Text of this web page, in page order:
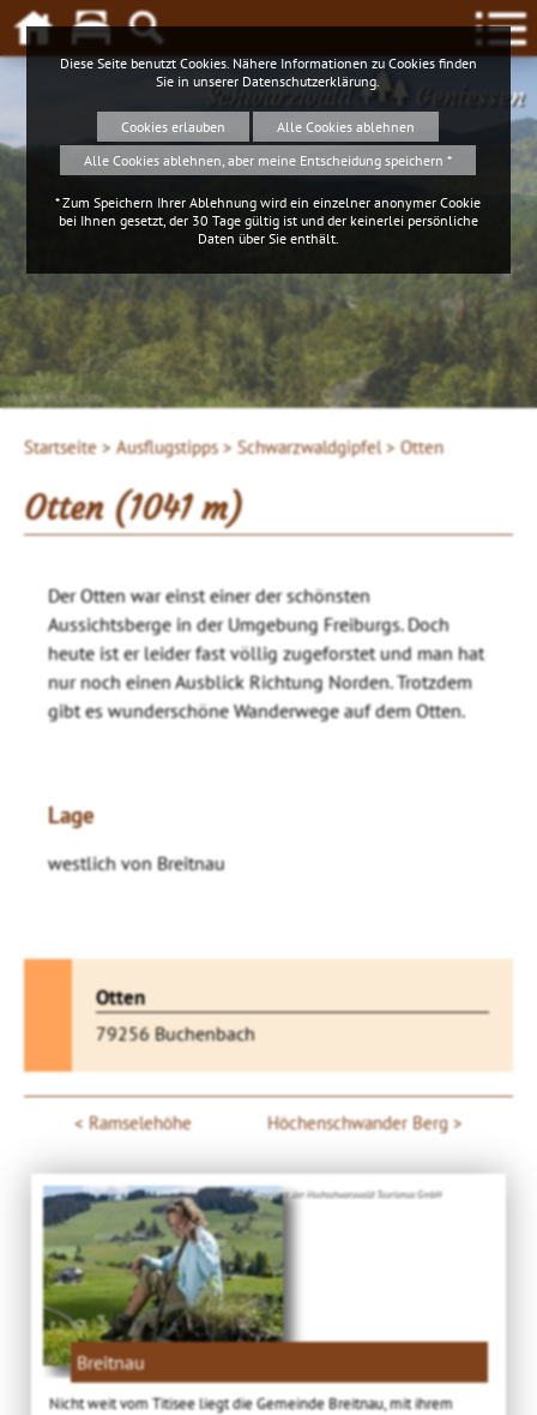
Schwarzwald Geniessen
Startseite > Ausflugstipps > Schwarzwaldgipfel > Otten
Otten (1041 m)
Der Otten war einst einer der schönsten
Aussichtsberge in der Umgebung Freiburgs. Doch
heute ist er leider fast völlig zugeforstet und man hat
nur noch einen Ausblick Richtung Norden. Trotzdem
gibt es wunderschöne Wanderwege auf dem Otten.
Lage
westlich von Breitnau
Otten
79256 Buchenbach
Ramselehöhe Höchenschwander Berg
Bild: Copyright der Hochschwarzwald Tourismus GmbH
Breitnau
Nicht weit vom Titisee liegt die Gemeinde Breitnau, mit ihrem
Diese Seite benutzt Cookies. Nähere Informationen zu Cookies finden
Sie in unserer Datenschutzerklärung
Cookies erlauben
Alle Cookies ablehnen
Alle Cookies ablehnen, aber meine Entscheidung speichern *
* Zum Speichern Ihrer Ablehnung wird ein einzelner anonymer Cookie
bei Ihnen gesetzt, der 30 Tage gültig ist und der keinerlei persönliche
Daten über Sie enthält.